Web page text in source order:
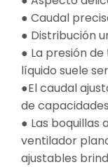
● Caudal
● Distribución
● La presión
líquido suele
●El caudal
de
● Las boquillas
ventilador
ajustables